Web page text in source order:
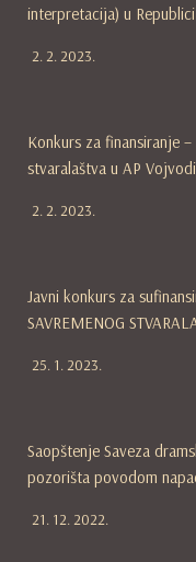
interpretacija) u
2. 2. 2023.
Konkurs za finansiranje
stvaralaštva u AP
2. 2. 2023.
Javni konkurs za
SAVREMENOG
25. 1. 2023.
Saopštenje Saveza
pozorišta povodom
21. 12. 2022.